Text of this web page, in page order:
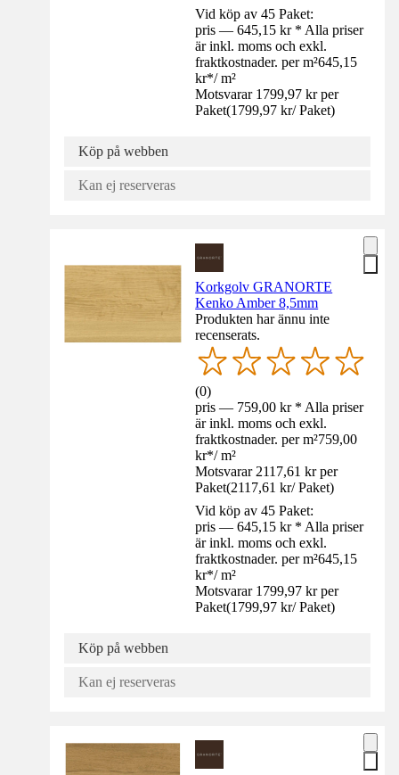
Vid köp av 45 Paket:
pris — 645,15 kr * Alla priser
är inkl. moms och exkl.
fraktkostnader. per m²645,15
kr*/ m²
Motsvarar 1799,97 kr per
Paket(1799,97 kr/ Paket)
Köp på webben
Kan ej reserveras
Korkgolv GRANORTE
Kenko Amber 8,5mm
Produkten har ännu inte
recenserats.
(0)
pris — 759,00 kr * Alla priser
är inkl. moms och exkl.
fraktkostnader. per m²759,00
kr*/ m²
Motsvarar 2117,61 kr per
Paket(2117,61 kr/ Paket)
Vid köp av 45 Paket:
pris — 645,15 kr * Alla priser
är inkl. moms och exkl.
fraktkostnader. per m²645,15
kr*/ m²
Motsvarar 1799,97 kr per
Paket(1799,97 kr/ Paket)
Köp på webben
Kan ej reserveras